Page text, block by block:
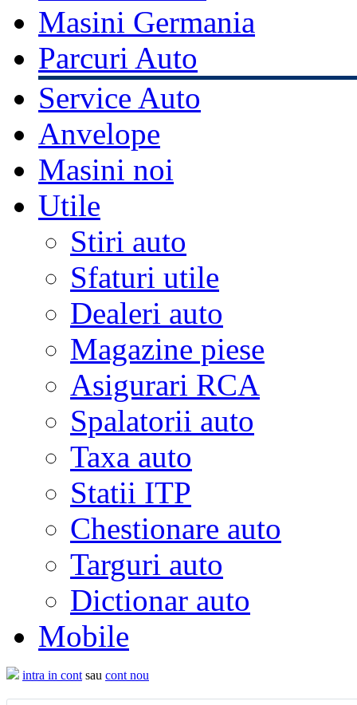
Masini Germania
Parcuri Auto
Service Auto
Anvelope
Masini noi
Utile
Stiri auto
Sfaturi utile
Dealeri auto
Magazine piese
Asigurari RCA
Spalatorii auto
Taxa auto
Statii ITP
Chestionare auto
Targuri auto
Dictionar auto
Mobile
intra in cont sau cont nou